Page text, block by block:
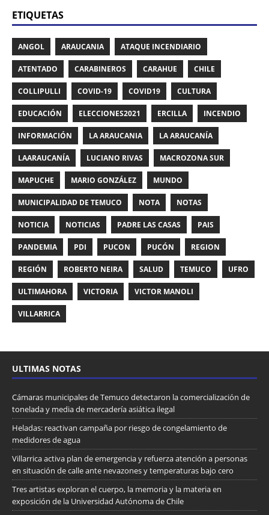
ETIQUETAS
ANGOL ARAUCANIA ATAQUE INCENDIARIO
ATENTADO CARABINEROS CARAHUE CHILE
COLLIPULLI COVID-19 COVID19 CULTURA
EDUCACIÓN ELECCIONES2021 ERCILLA INCENDIO
INFORMACIÓN LA ARAUCANIA LA ARAUCANÍA
LAARAUCANÍA LUCIANO RIVAS MACROZONA SUR
MAPUCHE MARIO GONZÁLEZ MUNDO
MUNICIPALIDAD DE TEMUCO NOTA NOTAS
NOTICIA NOTICIAS PADRE LAS CASAS PAIS
PANDEMIA PDI PUCON PUCÓN REGION
REGIÓN ROBERTO NEIRA SALUD TEMUCO UFRO
ULTIMAHORA VICTORIA VICTOR MANOLI
VILLARRICA
ULTIMAS NOTAS
Cámaras municipales de Temuco detectaron la comercialización de
tonelada y media de mercadería asiática ilegal
Heladas: reactivan campaña por riesgo de congelamiento de
medidores de agua
Villarrica activa plan de emergencia y refuerza atención a personas
en situación de calle ante nevazones y temperaturas bajo cero
Tres artistas exploran el cuerpo, la memoria y la materia en
exposición de la Universidad Autónoma de Chile